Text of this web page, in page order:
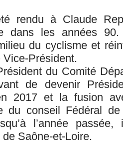
rendu à Claude
dans les années
du cyclisme et
Vice-Président.
du Comité
de devenir
2017 et la fusion
du conseil Fédéral
l’année
Saône-et-Loire.